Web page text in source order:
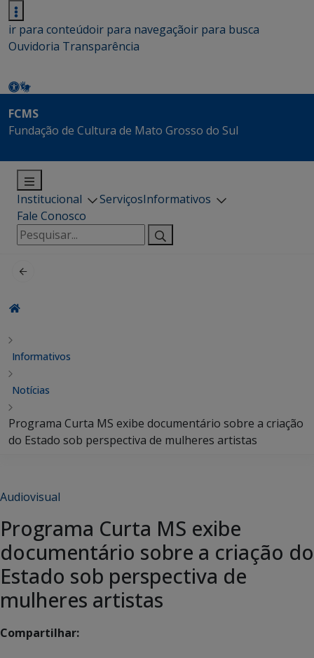
ir para conteúdoir para navegaçãoir para busca
Ouvidoria Transparência
FCMS
Fundação de Cultura de Mato Grosso do Sul
Institucional ServiçosInformativos
Fale Conosco
Pesquisar
por:
Informativos
Notícias
Programa Curta MS exibe documentário sobre a criação
do Estado sob perspectiva de mulheres artistas
Audiovisual
Programa Curta MS exibe
documentário sobre a criação do
Estado sob perspectiva de
mulheres artistas
Compartilhar: